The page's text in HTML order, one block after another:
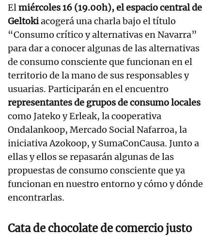
Elmiércoles 16 (19.00h), el espacio central de
Geltokiacogerá una charla bajo el título
“Consumo crítico y alternativas en Navarra”
para dar a conocer algunas de las alternativas
de consumo consciente que funcionan en el
territorio de la mano de sus responsables y
usuarias. Participarán en el encuentro
representantes de grupos de consumo locales
como Jateko y Erleak, la cooperativa
Ondalankoop, Mercado Social Nafarroa, la
iniciativa Azokoop, y SumaConCausa. Junto a
ellas y ellos se repasarán algunas de las
propuestas de consumo consciente que ya
funcionan en nuestro entorno y cómo y dónde
encontrarlas.
Cata de chocolate de comercio justo